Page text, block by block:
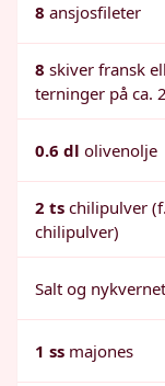
8 ansjosfileter
8 skiver fransk
terninger på ca.
0.6 dl olivenolje
2 ts chilipulver
chilipulver)
Salt og
1 ss majones